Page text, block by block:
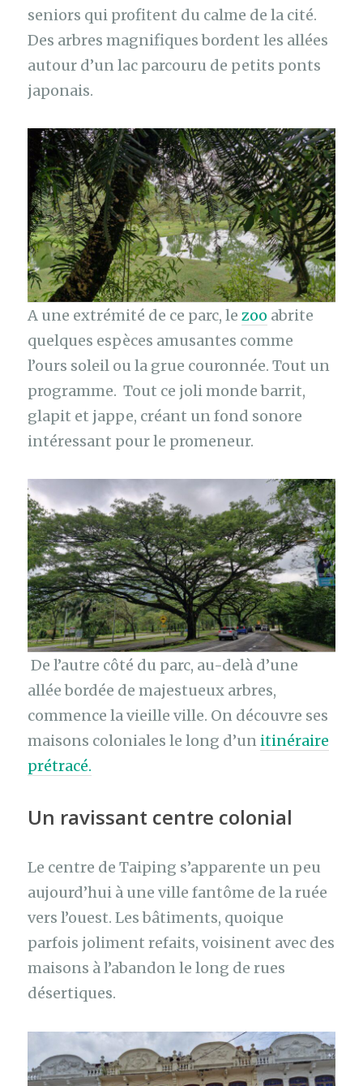
seniors qui profitent du calme de la cité.
Des arbres magnifiques bordent les allées
autour d’un lac parcouru de petits ponts
japonais.
A une extrémité de ce parc, lezoo abrite
quelques espèces amusantes comme
l’ours soleil ou la grue couronnée. Tout un
programme. Tout ce joli monde barrit,
glapit et jappe, créant un fond sonore
intéressant pour le promeneur.
De l’autre côté du parc, au-delà d’une
allée bordée de majestueux arbres,
commence la vieille ville. On découvre ses
maisons coloniales le long d’un itinéraire
prétracé.
Un ravissant centre colonial
Le centre de Taiping s’apparente un peu
aujourd’hui à une ville fantôme de la ruée
vers l’ouest. Les bâtiments, quoique
parfois joliment refaits, voisinent avec des
maisons à l’abandon le long de rues
désertiques.